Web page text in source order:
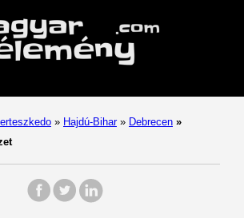
» Hajdú-Bihar » Debrecen »